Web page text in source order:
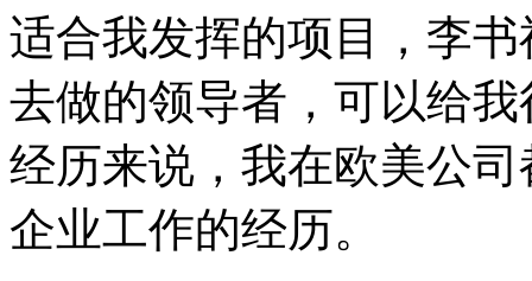
适合我发挥的项目，李
去做的领导者，可以给
经历来说，我在欧美公
企业工作的经历。